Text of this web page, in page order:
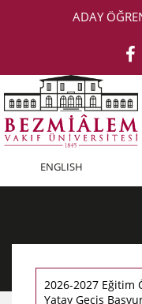
ADAY
ENGLISH
2026-2027 Eğitim
Yatay Geçiş